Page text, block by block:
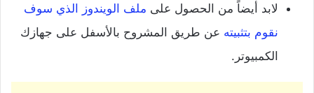
لابد أيضاً من الحصول على ملف الويندوز الذي سوف
نقوم بتثبيته عن طريق المشروح بالأسفل على جهازك
الكمبيوتر.